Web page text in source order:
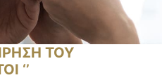
ΤΟΥ
‘’